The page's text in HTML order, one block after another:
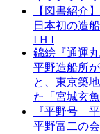
【図書紹介
日本初の造
I H I
錦絵『通運
平野造船所
と、東京築
た「宮城玄魚
『平野号
平野富二の会